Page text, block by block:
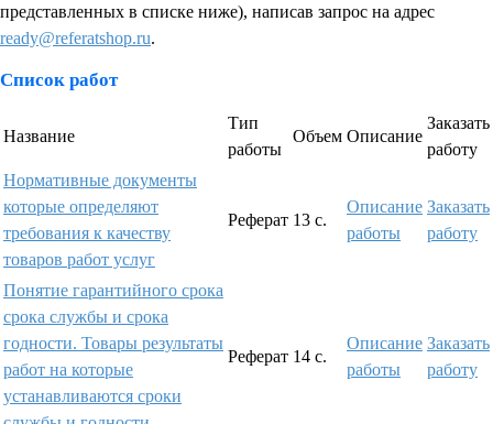
представленных в списке ниже), написав запрос на адрес
ready@referatshop.ru.
Список работ
Название
Тип
работы
Объем Описание
Заказать
работу
Нормативные документы
которые определяют
требования к качеству
товаров работ услуг
Реферат 13 с.
Описание
работы
Заказать
работу
Понятие гарантийного срока
срока службы и срока
годности. Товары результаты
работ на которые
устанавливаются сроки
Реферат 14 с.
Описание
работы
Заказать
работу